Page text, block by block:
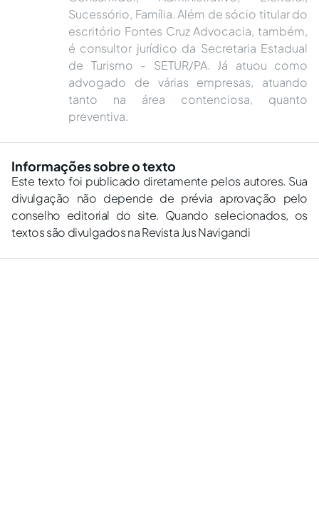
Sucessório, Família. Além de sócio titular do
escritório Fontes Cruz Advocacia, também,
é consultor jurídico da Secretaria Estadual
de Turismo - SETUR/PA. Já atuou como
advogado de várias empresas, atuando
tanto na área contenciosa, quanto
preventiva.
Informações sobre o texto
Este texto foi publicado diretamente pelos autores. Sua
divulgação não depende de prévia aprovação pelo
conselho editorial do site. Quando selecionados, os
textos são divulgados na Revista Jus Navigandi